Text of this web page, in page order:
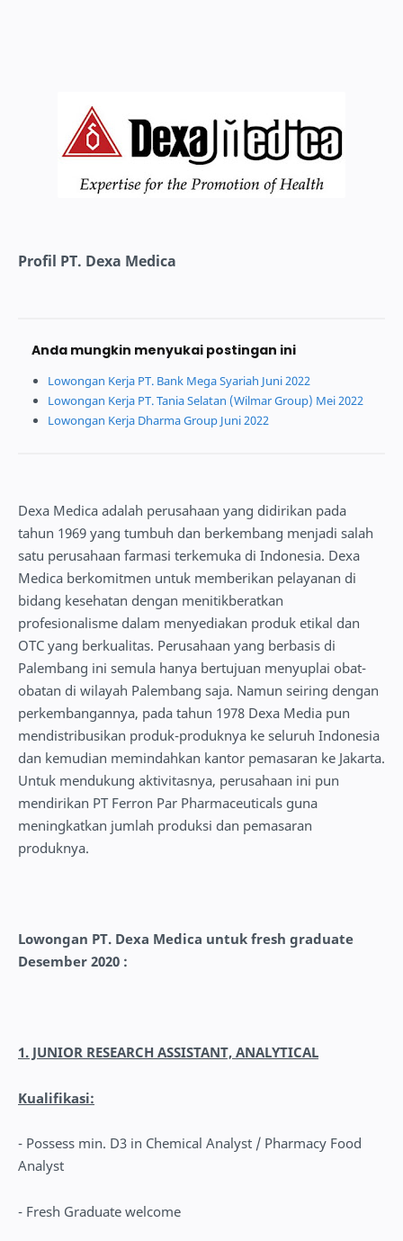
Profil PT. Dexa Medica
Anda mungkin menyukai postingan ini
Lowongan Kerja PT. Bank Mega Syariah Juni 2022
Lowongan Kerja PT. Tania Selatan (Wilmar Group) Mei 2022
Lowongan Kerja Dharma Group Juni 2022
Dexa Medica adalah perusahaan yang didirikan pada
tahun 1969 yang tumbuh dan berkembang menjadi salah
satu perusahaan farmasi terkemuka di Indonesia. Dexa
Medica berkomitmen untuk memberikan pelayanan di
bidang kesehatan dengan menitikberatkan
profesionalisme dalam menyediakan produk etikal dan
OTC yang berkualitas. Perusahaan yang berbasis di
Palembang ini semula hanya bertujuan menyuplai obat-
obatan di wilayah Palembang saja. Namun seiring dengan
perkembangannya, pada tahun 1978 Dexa Media pun
mendistribusikan produk-produknya ke seluruh Indonesia
dan kemudian memindahkan kantor pemasaran ke Jakarta.
Untuk mendukung aktivitasnya, perusahaan ini pun
mendirikan PT Ferron Par Pharmaceuticals guna
meningkatkan jumlah produksi dan pemasaran
produknya.
Lowongan PT. Dexa Medica untuk fresh graduate
Desember 2020 :
1. JUNIOR RESEARCH ASSISTANT, ANALYTICAL
Kualifikasi:
- Possess min. D3 in Chemical Analyst / Pharmacy Food
Analyst
- Fresh Graduate welcome